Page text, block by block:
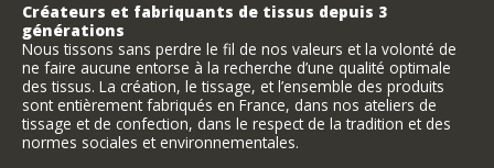
Créateurs et fabriquants de tissus depuis 3
générations
Nous tissons sans perdre le fil de nos valeurs et la volonté de
ne faire aucune entorse à la recherche d’une qualité optimale
des tissus. La création, le tissage, et l’ensemble des produits
sont entièrement fabriqués en France, dans nos ateliers de
tissage et de confection, dans le respect de la tradition et des
normes sociales et environnementales.